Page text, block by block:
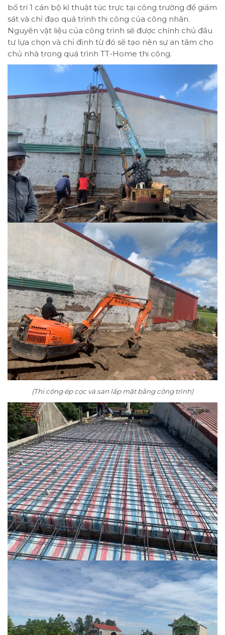
bố trí 1 cán bộ kĩ thuật túc trực tại công trường để giám
sát và chỉ đạo quá trình thi công của công nhân.
Nguyên vật liệu của công trình sẽ được chính chủ đầu
tư lựa chọn và chỉ định từ đó sẽ tạo nên sự an tâm cho
chủ nhà trong quá trình TT-Home thi công.
(Thi công ép cọc và san lấp mặt bằng công trình)